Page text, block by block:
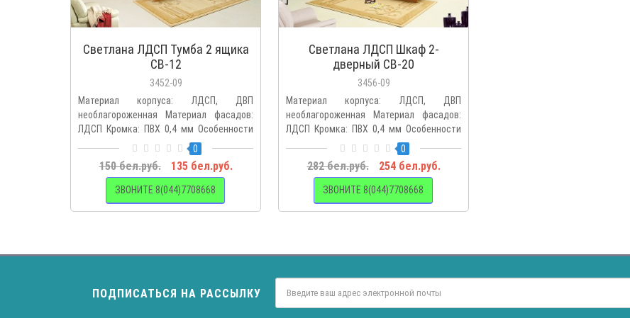
Светлана ЛДСП Тумба 2 ящика
СВ-12
3452-09
Материал корпуса: ЛДСП, ДВП
необлагороженная Материал фасадов:
ЛДСП Кромка: ПВХ 0,4 мм Особенности
0
150 бел.руб. 135 бел.руб.
ЗВОНИТЕ 8(044)7708668
Светлана ЛДСП Шкаф 2-
дверный СВ-20
3456-09
Материал корпуса: ЛДСП, ДВП
необлагороженная Материал фасадов:
ЛДСП Кромка: ПВХ 0,4 мм Особенности
0
282 бел.руб. 254 бел.руб.
ЗВОНИТЕ 8(044)7708668
ПОДПИСАТЬСЯ НА РАССЫЛКУ